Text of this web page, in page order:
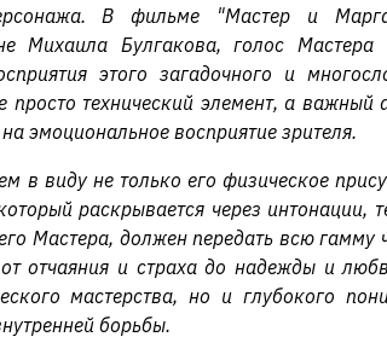
В фильме "Мастер и
Михаила Булгакова, голос Мастера
этого загадочного и
технический элемент, а важный
эмоциональное восприятие зрителя.
виду не только его физическое
раскрывается через интонации,
Мастера, должен передать всю гамму
отчаяния и страха до надежды и
мастерства, но и глубокого
борьбы.